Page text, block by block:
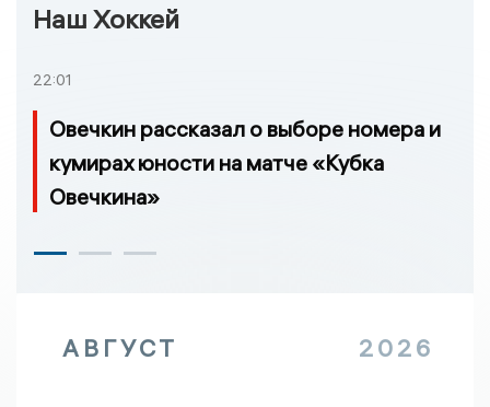
Наш Хоккей
22:01
Овечкин рассказал о выборе номера и
кумирах юности на матче «Кубка
Овечкина»
АВГУСТ 2026